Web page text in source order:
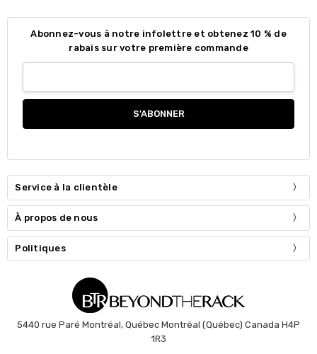
Abonnez-vous à notre infolettre et obtenez 10 % de
rabais sur votre première commande
Service à la clientèle
À propos de nous
Politiques
5440 rue Paré Montréal, Québec Montréal (Québec) Canada H4P
1R3